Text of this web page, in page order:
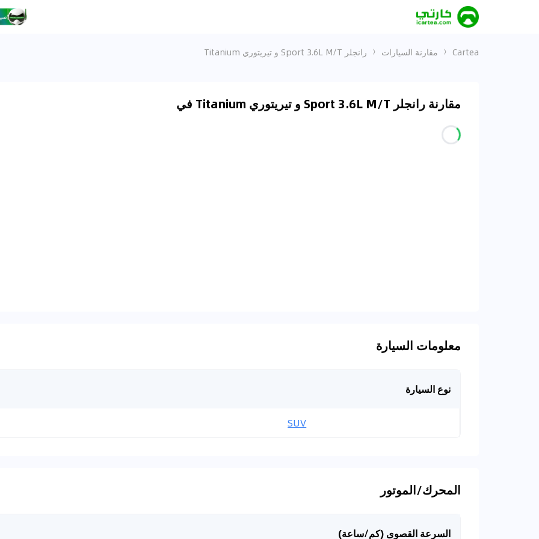
Cartea مقارنة السيارات رانجلر Sport 3.6L M/T و تيريتوري Titanium
مقارنة رانجلر Sport 3.6L M/T و تيريتوري Titanium في
معلومات السيارة
نوع السيارة
SUV
المحرك/الموتور
السرعة القصوى (كم/ساعة)